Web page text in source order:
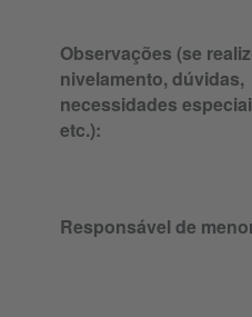
Observações (se
nivelamento, dúvidas,
necessidades
etc.):
Responsável de